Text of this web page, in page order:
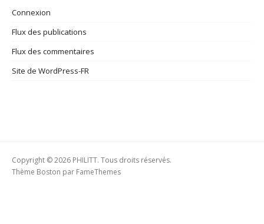
Connexion
Flux des publications
Flux des commentaires
Site de WordPress-FR
Copyright © 2026 PHILITT. Tous droits réservés.
Thème Boston par FameThemes